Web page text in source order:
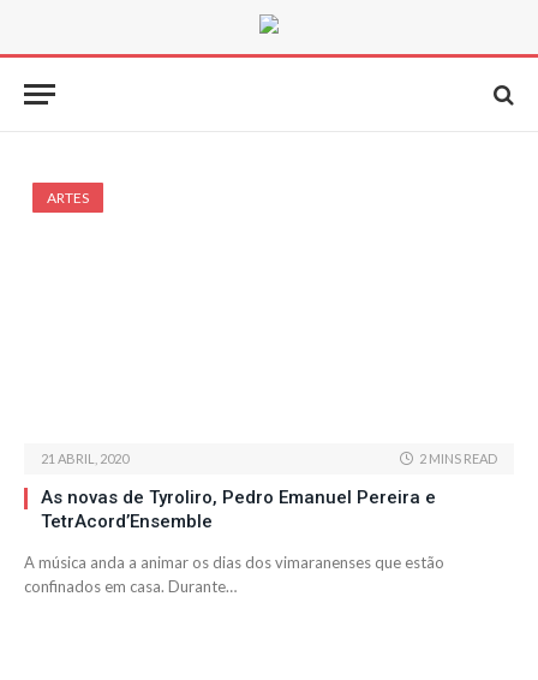
ARTES
21 ABRIL, 2020 2 MINS READ
As novas de Tyroliro, Pedro Emanuel Pereira e
TetrAcord’Ensemble
A música anda a animar os dias dos vimaranenses que estão
confinados em casa. Durante…